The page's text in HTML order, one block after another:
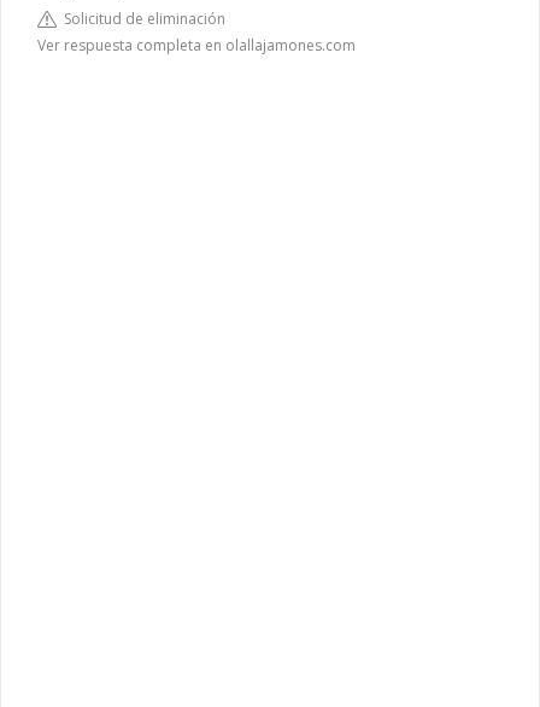
Solicitud de eliminación
Ver respuesta completa en olallajamones.com